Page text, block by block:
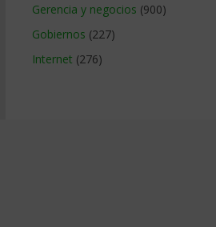
Gerencia y negocios (900)
Gobiernos (227)
Internet (276)